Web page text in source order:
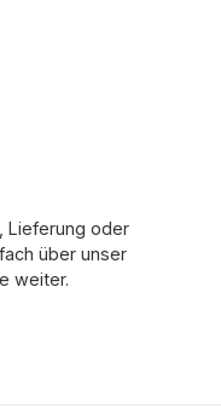
Lieferung oder
über unser
weiter.